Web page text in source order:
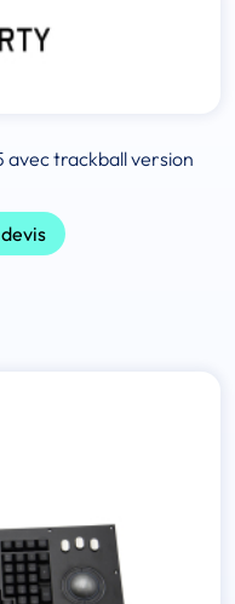
avec trackball version